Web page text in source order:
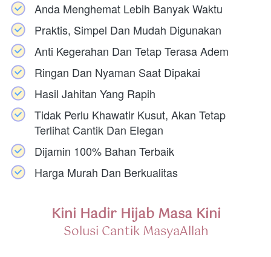
Anda Menghemat Lebih Banyak Waktu
Praktis, Simpel Dan Mudah Digunakan
Anti Kegerahan Dan Tetap Terasa Adem
Ringan Dan Nyaman Saat Dipakai
Hasil Jahitan Yang Rapih
Tidak Perlu Khawatir Kusut, Akan Tetap
Terlihat Cantik Dan Elegan
Dijamin 100% Bahan Terbaik
Harga Murah Dan Berkualitas
Kini Hadir Hijab Masa Kini
Solusi Cantik MasyaAllah